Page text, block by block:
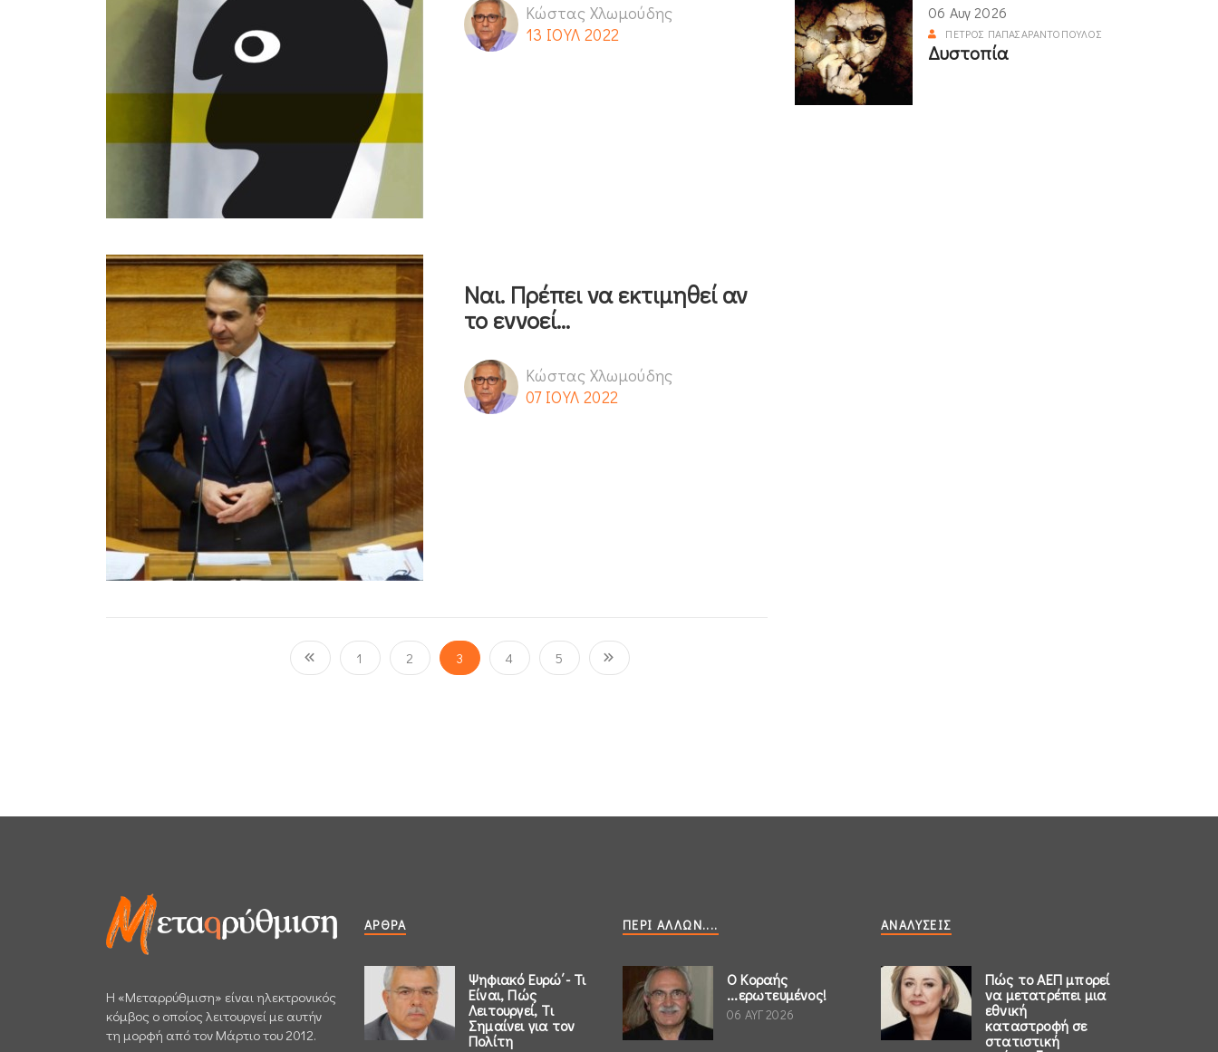
Κώστας Χλωμούδης
13 ΙΟΥΛ 2022
Ναι. Πρέπει να εκτιμηθεί αν
το εννοεί...
Κώστας Χλωμούδης
07 ΙΟΥΛ 2022
1 2 3 4 5
06 Αυγ 2026
ΠΈΤΡΟΣ ΠΑΠΑΣΑΡΑΝΤΌΠΟΥΛΟΣ
Δυστοπία
H «Μεταρρύθμιση» είναι ηλεκτρονικός
κόμβος ο οποίος λειτουργεί με αυτήν
τη μορφή από τον Μάρτιο του 2012.
ΆΡΘΡΑ
Ψηφιακό Ευρώ΄- Τι
Είναι, Πώς
Λειτουργεί, Τι
Σημαίνει για τον
Πολίτη
ΠΕΡΊ ΆΛΛΩΝ....
Ο Κοραής
...ερωτευμένος!
06 ΑΥΓ 2026
ΑΝΑΛΎΣΕΙΣ
Πώς το ΑΕΠ μπορεί
να μετατρέπει μια
εθνική
καταστροφή σε
στατιστική